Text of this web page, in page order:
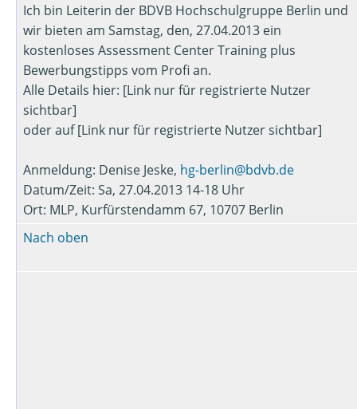
Ich bin Leiterin der BDVB Hochschulgruppe Berlin und
wir bieten am Samstag, den, 27.04.2013 ein
kostenloses Assessment Center Training plus
Bewerbungstipps vom Profi an.
Alle Details hier: [Link nur für registrierte Nutzer
sichtbar]
oder auf [Link nur für registrierte Nutzer sichtbar]
Anmeldung: Denise Jeske, hg-berlin@bdvb.de
Datum/Zeit: Sa, 27.04.2013 14-18 Uhr
Ort: MLP, Kurfürstendamm 67, 10707 Berlin
Nach oben